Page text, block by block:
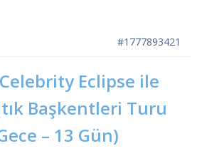
#1777893421
Celebrity Eclipse ile
Başkentleri Turu
– 13 Gün)